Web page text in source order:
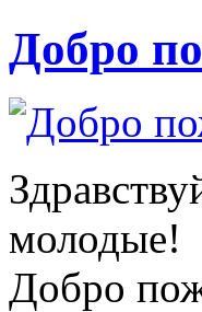
Добро
молодые!
Добро